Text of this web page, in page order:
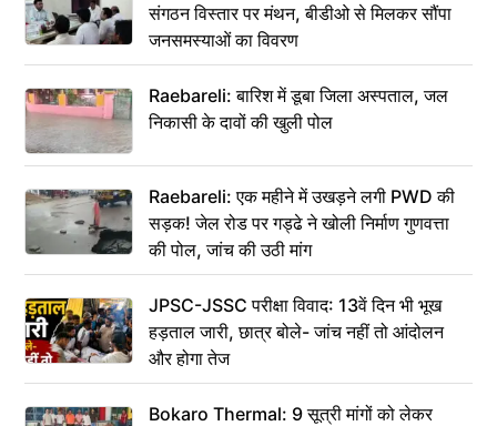
संगठन विस्तार पर मंथन, बीडीओ से मिलकर सौंपा
जनसमस्याओं का विवरण
Raebareli: बारिश में डूबा जिला अस्पताल, जल
निकासी के दावों की खुली पोल
Raebareli: एक महीने में उखड़ने लगी PWD की
सड़क! जेल रोड पर गड्ढे ने खोली निर्माण गुणवत्ता
की पोल, जांच की उठी मांग
JPSC-JSSC परीक्षा विवाद: 13वें दिन भी भूख
हड़ताल जारी, छात्र बोले- जांच नहीं तो आंदोलन
और होगा तेज
Bokaro Thermal: 9 सूत्री मांगों को लेकर